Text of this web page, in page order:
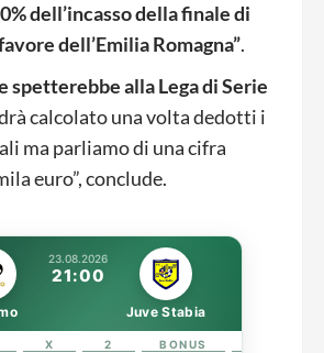
dell’incasso della finale di
dell’Emilia Romagna”.
spetterebbe alla Lega di Serie
calcolato una volta dedotti i
ma parliamo di una cifra
euro”, conclude.
23.08.2026
21:00
Juve Stabia
X 2 BONUS